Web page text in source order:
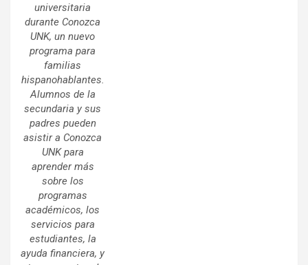
universitaria
durante Conozca
UNK, un nuevo
programa para
familias
hispanohablantes.
Alumnos de la
secundaria y sus
padres pueden
asistir a Conozca
UNK para
aprender más
sobre los
programas
académicos, los
servicios para
estudiantes, la
ayuda financiera, y